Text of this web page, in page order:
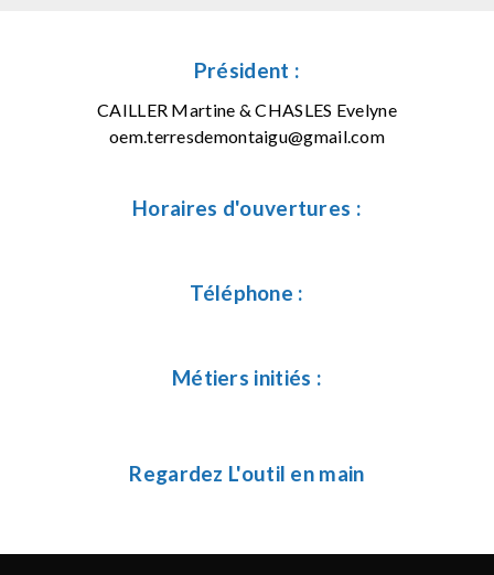
Président :
CAILLER Martine & CHASLES Evelyne
oem.terresdemontaigu@gmail.com
Horaires d'ouvertures :
Téléphone :
Métiers initiés :
Regardez L'outil en main